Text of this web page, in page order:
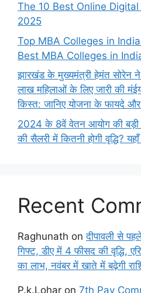
The 10 Best Online
2025
Top MBA Colleges in
Best MBA Colleges in
झारखंड के मुख्यमंत्री हेमंत सोरेन
लाख महिलाओं के लिए जारी की
किस्त: जानिए योजना के फायदे और
2024 के 8वें वेतन आयोग की बड़ी
की सैलरी में कितनी होगी वृद्धि?
Recent
Raghunath onदीपावली से
गिफ्ट, डीए में 4 फीसद की वृद्धि,
का लाभ, नवंबर में खाते में बढ़ेगी
P.k.Lohar on 7th Pay